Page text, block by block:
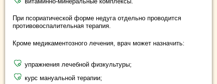
При псориатической форме недуга отдельно проводится
противовоспалительная терапия.
Кроме медикаментозного лечения, врач может назначить:
упражнения лечебной физкультуры;
курс мануальной терапии;